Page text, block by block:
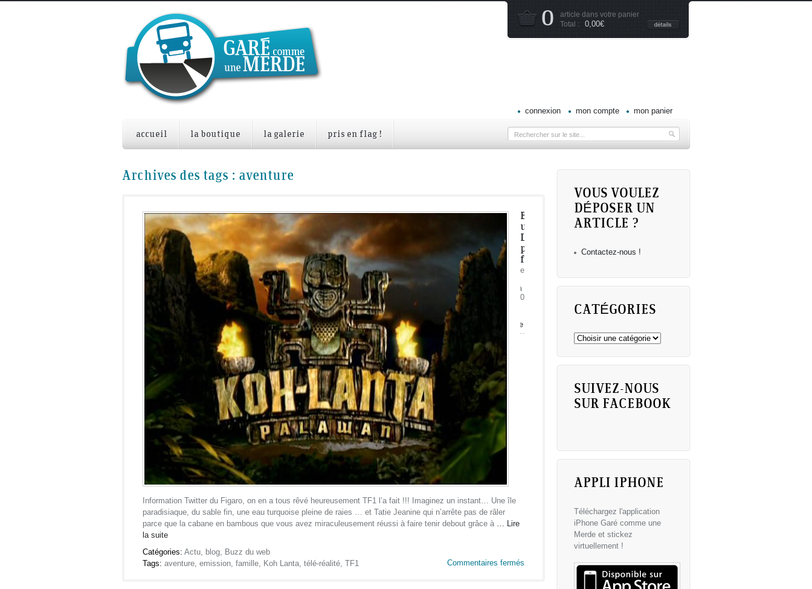
connexion mon compte mon panier
0
article dans votre panier
Total : 0,00€
accueil la boutique la galerie pris en flag !
Archives des tags : aventure
Bientôt
un Kôh
Lanta
pour les
familles
octobre
2010 à
20 h 40
pauline
Information Twitter du Figaro, on en a tous rêvé heureusement TF1 l’a fait !!! Imaginez un instant… Une île
paradisiaque, du sable fin, une eau turquoise pleine de raies … et Tatie Jeanine qui n’arrête pas de râler
parce que la cabane en bambous que vous avez miraculeusement réussi à faire tenir debout grâce à … Lire
la suite
Catégories: Actu, blog, Buzz du web
Tags: aventure, emission, famille, Koh Lanta, télé-réalité, TF1 Commentaires fermés
VOUS VOULEZ
DÉPOSER UN
ARTICLE ?
Contactez-nous !
CATÉGORIES
SUIVEZ-NOUS
SUR FACEBOOK
APPLI IPHONE
Téléchargez l'application
iPhone Garé comme une
Merde et stickez
virtuellement !